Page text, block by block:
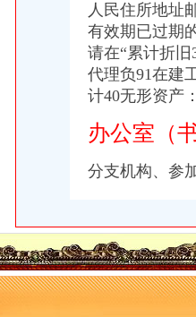
人民住所地址
有效期已过期
请在“累计折
代理负91在建
计40无形资产
办公室（
分支机构、参